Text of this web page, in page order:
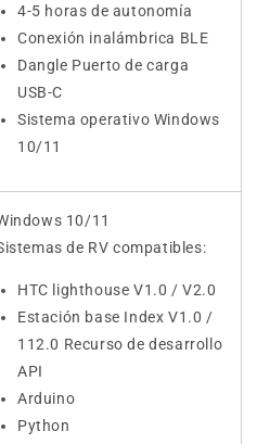
4-5 horas de autonomía
Conexión inalámbrica BLE
Dangle Puerto de carga
USB-C
Sistema operativo Windows
10/11
10/11
de RV compatibles:
HTC lighthouse V1.0 / V2.0
Estación base Index V1.0 /
112.0 Recurso de desarrollo
API
Arduino
Python